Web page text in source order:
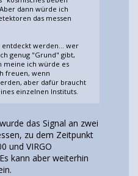
dann würde ich
das messen
werden... wer
genug "Grund" gibt,
meine ich würde es
freuen, wenn
aber dafür braucht
einzelnen Instituts.
das Signal an zwei
zu dem Zeitpunkt
und VIRGO
kann aber weiterhin